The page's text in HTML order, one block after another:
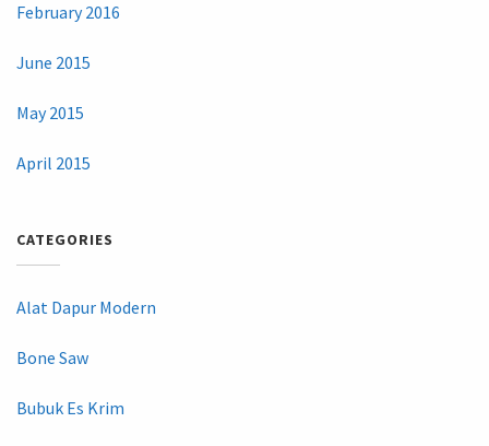
February 2016
June 2015
May 2015
April 2015
CATEGORIES
Alat Dapur Modern
Bone Saw
Bubuk Es Krim